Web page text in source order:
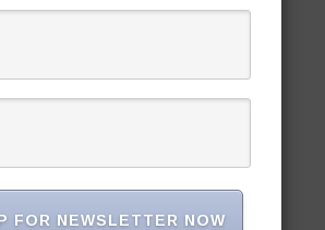
వచ్చాయి.
FOR NEWSLETTER NOW